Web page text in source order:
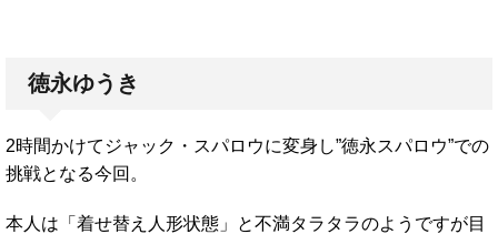
徳永ゆうき
2時間かけてジャック・スパロウに変身し”徳永スパロウ”での
挑戦となる今回。
本人は「着せ替え人形状態」と不満タラタラのようですが目